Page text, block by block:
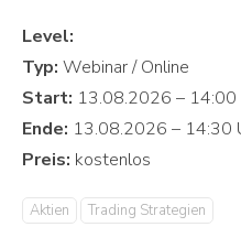
Level:
Typ:
Start:
Ende:
Preis:
Aktien Trading Strategien